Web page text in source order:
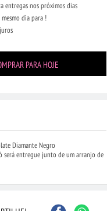
Joinville
Barueri
Osasco
Bauru
entregas nos próximos dias
dia para !
PARA HOJE
Diamante Negro
será entregue junto de um arranjo de
...